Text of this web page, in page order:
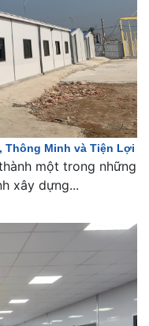
Thông Minh và Tiện Lợi
một trong những
xây dựng...